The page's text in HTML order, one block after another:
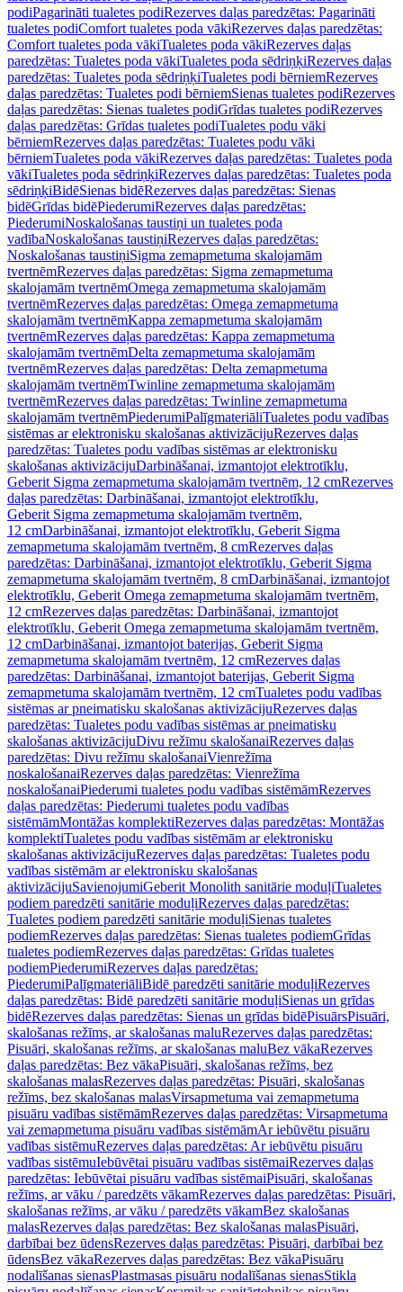
podiPagarināti tualetes podiRezerves daļas paredzētas: Pagarināti
tualetes podiComfort tualetes poda vākiRezerves daļas paredzētas:
Comfort tualetes poda vākiTualetes poda vākiRezerves daļas
paredzētas: Tualetes poda vākiTualetes poda sēdriņķiRezerves daļas
paredzētas: Tualetes poda sēdriņķiTualetes podi bērniemRezerves
daļas paredzētas: Tualetes podi bērniemSienas tualetes podiRezerves
daļas paredzētas: Sienas tualetes podiGrīdas tualetes podiRezerves
daļas paredzētas: Grīdas tualetes podiTualetes podu vāki
bērniemRezerves daļas paredzētas: Tualetes podu vāki
bērniemTualetes poda vākiRezerves daļas paredzētas: Tualetes poda
vākiTualetes poda sēdriņķiRezerves daļas paredzētas: Tualetes poda
sēdriņķiBidēSienas bidēRezerves daļas paredzētas: Sienas
bidēGrīdas bidēPiederumiRezerves daļas paredzētas:
PiederumiNoskalošanas taustiņi un tualetes poda
vadībaNoskalošanas taustiņiRezerves daļas paredzētas:
Noskalošanas taustiņiSigma zemapmetuma skalojamām
tvertnēmRezerves daļas paredzētas: Sigma zemapmetuma
skalojamām tvertnēmOmega zemapmetuma skalojamām
tvertnēmRezerves daļas paredzētas: Omega zemapmetuma
skalojamām tvertnēmKappa zemapmetuma skalojamām
tvertnēmRezerves daļas paredzētas: Kappa zemapmetuma
skalojamām tvertnēmDelta zemapmetuma skalojamām
tvertnēmRezerves daļas paredzētas: Delta zemapmetuma
skalojamām tvertnēmTwinline zemapmetuma skalojamām
tvertnēmRezerves daļas paredzētas: Twinline zemapmetuma
skalojamām tvertnēmPiederumiPalīgmateriāliTualetes podu vadības
sistēmas ar elektronisku skalošanas aktivizācijuRezerves daļas
paredzētas: Tualetes podu vadības sistēmas ar elektronisku
skalošanas aktivizācijuDarbināšanai, izmantojot elektrotīklu,
Geberit Sigma zemapmetuma skalojamām tvertnēm, 12 cmRezerves
daļas paredzētas: Darbināšanai, izmantojot elektrotīklu,
Geberit Sigma zemapmetuma skalojamām tvertnēm,
12 cmDarbināšanai, izmantojot elektrotīklu, Geberit Sigma
zemapmetuma skalojamām tvertnēm, 8 cmRezerves daļas
paredzētas: Darbināšanai, izmantojot elektrotīklu, Geberit Sigma
zemapmetuma skalojamām tvertnēm, 8 cmDarbināšanai, izmantojot
elektrotīklu, Geberit Omega zemapmetuma skalojamām tvertnēm,
12 cmRezerves daļas paredzētas: Darbināšanai, izmantojot
elektrotīklu, Geberit Omega zemapmetuma skalojamām tvertnēm,
12 cmDarbināšanai, izmantojot baterijas, Geberit Sigma
zemapmetuma skalojamām tvertnēm, 12 cmRezerves daļas
paredzētas: Darbināšanai, izmantojot baterijas, Geberit Sigma
zemapmetuma skalojamām tvertnēm, 12 cmTualetes podu vadības
sistēmas ar pneimatisku skalošanas aktivizācijuRezerves daļas
paredzētas: Tualetes podu vadības sistēmas ar pneimatisku
skalošanas aktivizācijuDivu režīmu skalošanaiRezerves daļas
paredzētas: Divu režīmu skalošanaiVienrežīma
noskalošanaiRezerves daļas paredzētas: Vienrežīma
noskalošanaiPiederumi tualetes podu vadības sistēmāmRezerves
daļas paredzētas: Piederumi tualetes podu vadības
sistēmāmMontāžas komplektiRezerves daļas paredzētas: Montāžas
komplektiTualetes podu vadības sistēmām ar elektronisku
skalošanas aktivizācijuRezerves daļas paredzētas: Tualetes podu
vadības sistēmām ar elektronisku skalošanas
aktivizācijuSavienojumiGeberit Monolith sanitārie moduļiTualetes
podiem paredzēti sanitārie moduļiRezerves daļas paredzētas:
Tualetes podiem paredzēti sanitārie moduļiSienas tualetes
podiemRezerves daļas paredzētas: Sienas tualetes podiemGrīdas
tualetes podiemRezerves daļas paredzētas: Grīdas tualetes
podiemPiederumiRezerves daļas paredzētas:
PiederumiPalīgmateriāliBidē paredzēti sanitārie moduļiRezerves
daļas paredzētas: Bidē paredzēti sanitārie moduļiSienas un grīdas
bidēRezerves daļas paredzētas: Sienas un grīdas bidēPisuārsPisuāri,
skalošanas režīms, ar skalošanas maluRezerves daļas paredzētas:
Pisuāri, skalošanas režīms, ar skalošanas maluBez vākaRezerves
daļas paredzētas: Bez vākaPisuāri, skalošanas režīms, bez
skalošanas malasRezerves daļas paredzētas: Pisuāri, skalošanas
režīms, bez skalošanas malasVirsapmetuma vai zemapmetuma
pisuāru vadības sistēmāmRezerves daļas paredzētas: Virsapmetuma
vai zemapmetuma pisuāru vadības sistēmāmAr iebūvētu pisuāru
vadības sistēmuRezerves daļas paredzētas: Ar iebūvētu pisuāru
vadības sistēmuIebūvētai pisuāru vadības sistēmaiRezerves daļas
paredzētas: Iebūvētai pisuāru vadības sistēmaiPisuāri, skalošanas
režīms, ar vāku / paredzēts vākamRezerves daļas paredzētas: Pisuāri,
skalošanas režīms, ar vāku / paredzēts vākamBez skalošanas
malasRezerves daļas paredzētas: Bez skalošanas malasPisuāri,
darbībai bez ūdensRezerves daļas paredzētas: Pisuāri, darbībai bez
ūdensBez vākaRezerves daļas paredzētas: Bez vākaPisuāru
nodalīšanas sienasPlastmasas pisuāru nodalīšanas sienasStikla